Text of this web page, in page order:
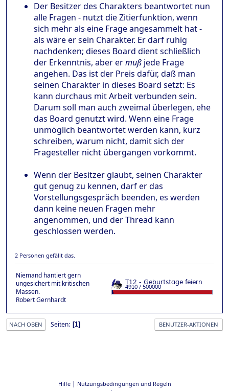
Der Besitzer des Charakters beantwortet nun
alle Fragen - nutzt die Zitierfunktion, wenn
sich mehr als eine Frage angesammelt hat -
als wäre er sein Charakter. Er darf ruhig
nachdenken; dieses Board dient schließlich
der Erkenntnis, aber ermuß jede Frage
angehen. Das ist der Preis dafür, daß man
seinen Charakter in dieses Board setzt: Es
kann durchaus mit Arbeit verbunden sein.
Darum soll man auch zweimal überlegen, ehe
das Board genutzt wird. Wenn eine Frage
unmöglich beantwortet werden kann, kurz
schreiben, warum nicht, damit sich der
Fragesteller nicht übergangen vorkommt.
Wenn der Besitzer glaubt, seinen Charakter
gut genug zu kennen, darf er das
Vorstellungsgespräch beenden, es werden
dann keine neuen Fragen mehr
angenommen, und der Thread kann
geschlossen werden.
2 Personen gefällt das.
Niemand hantiert gern
ungesichert mit kritischen
Massen.
Robert Gernhardt
NACH OBEN Seiten 1 BENUTZER-AKTIONEN
Hilfe|
Nutzungsbedingungen und Regeln